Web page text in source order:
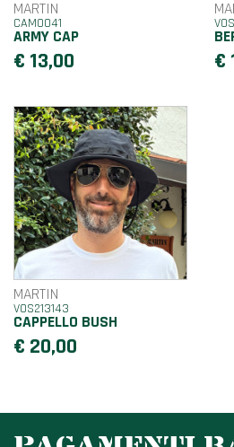
MARTIN
CAM0041
ARMY CAP
€ 13,00 €
MARTIN
VOS213143
CAPPELLO BUSH
€ 20,00